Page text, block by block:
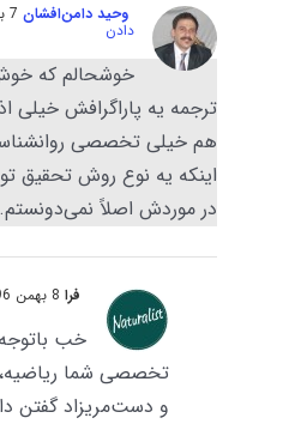
وحید دامن‌افشان
دادن
خوشحالم که
ترجمه یه پاراگرافش خیلی
هم خیلی تخصصی
اینکه یه نوع روش تحقیق
در موردش اصلاً نمی‌دونستم.
فرا
خب
تخصصی شما ریاضیه،
و دست‌مریزاد گفتن